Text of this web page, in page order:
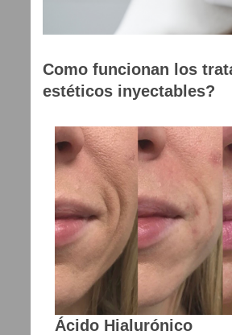
Como funcionan los
estéticos inyectables?
Ácido Hialurónico